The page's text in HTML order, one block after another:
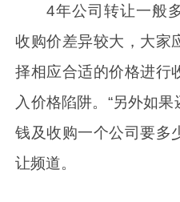
4年公司转让一般
收购价差异较大，大家
择相应合适的价格进行
入价格陷阱。“另外如
钱及收购一个公司要多
让频道。